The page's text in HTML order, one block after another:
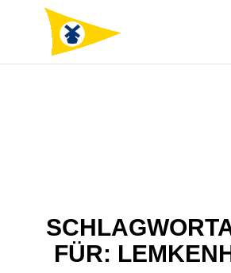
FÜR: